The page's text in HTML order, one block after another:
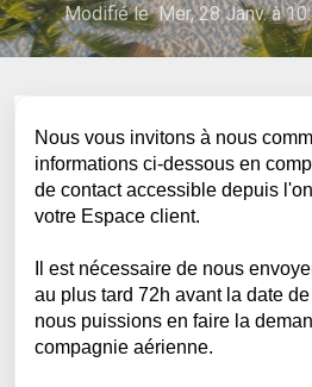
Modifié le Mer, 28 Janv. à
Nous vous invitons à nous
informations ci-dessous en
de contact accessible depuis
votre Espace client.
Il est nécessaire de nous
au plus tard 72h avant la date
nous puissions en faire la
compagnie aérienne.